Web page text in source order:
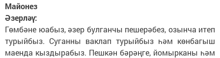
Майонез
Әзерләү:
Гөмбәне юабыз, әзер булганчы пешерәбез, озынча итеп
турыйбыз. Суганны ваклап турыйбыз һәм көнбагыш
маенда кыздырабыз. Пешкән бәрәңге, йомырканы һәм